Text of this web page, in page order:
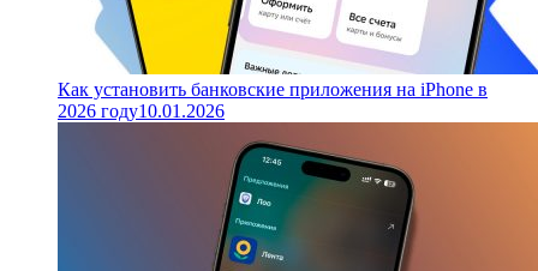
Как установить банковские приложения на iPhone в
2026 году10.01.2026